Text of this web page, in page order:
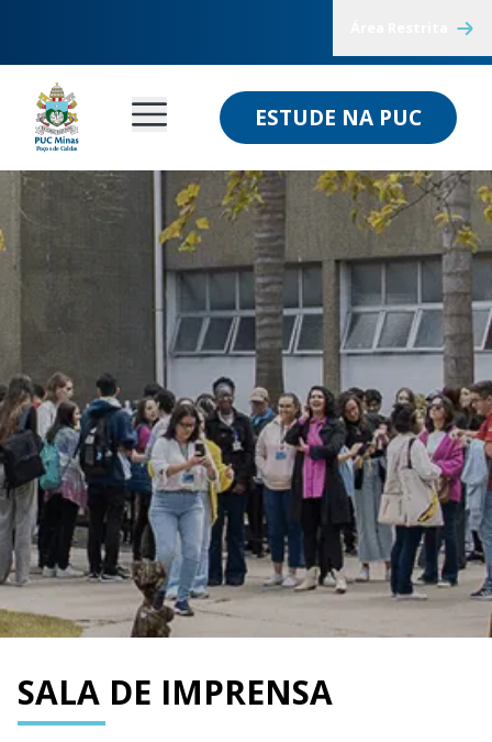
ESTUDE NA PUC
SALA DE IMPRENSA